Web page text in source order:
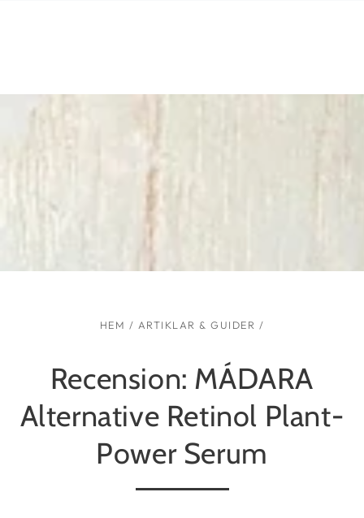
HEM / ARTIKLAR & GUIDER /
Recension: MÁDARA
Alternative Retinol Plant-
Power Serum